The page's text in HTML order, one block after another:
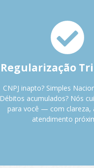
Regularização
CNPJ inapto? Simples
Débitos acumulados? Nós
para você — com clareza,
atendimento
resolvemos todos
Empresa excluída do Simples
inapto na Receita
acumuladas por atraso.
Desorganização contábil.
de contabilidades
Fale com o